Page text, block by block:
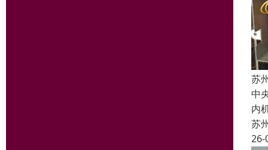
苏
中
内
苏
26-